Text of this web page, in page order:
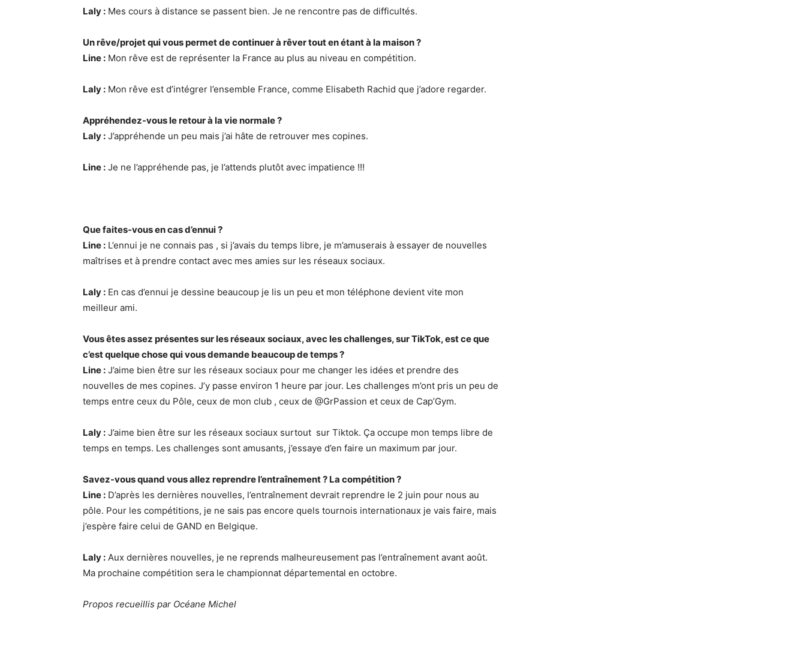
Laly : Mes cours à distance se passent bien. Je ne rencontre pas de difficultés.
Un rêve/projet qui vous permet de continuer à rêver tout en étant à la maison ?
Line : Mon rêve est de représenter la France au plus au niveau en compétition.
Laly : Mon rêve est d’intégrer l’ensemble France, comme Elisabeth Rachid que j’adore regarder.
Appréhendez-vous le retour à la vie normale ?
Laly : J’appréhende un peu mais j’ai hâte de retrouver mes copines.
Line : Je ne l’appréhende pas, je l’attends plutôt avec impatience !!!
Que faites-vous en cas d’ennui ?
Line : L’ennui je ne connais pas , si j’avais du temps libre, je m’amuserais à essayer de nouvelles
maîtrises et à prendre contact avec mes amies sur les réseaux sociaux.
Laly : En cas d’ennui je dessine beaucoup je lis un peu et mon téléphone devient vite mon
meilleur ami.
Vous êtes assez présentes sur les réseaux sociaux, avec les challenges, sur TikTok, est ce que
c’est quelque chose qui vous demande beaucoup de temps ?
Line : J’aime bien être sur les réseaux sociaux pour me changer les idées et prendre des
nouvelles de mes copines. J’y passe environ 1 heure par jour. Les challenges m’ont pris un peu de
temps entre ceux du Pôle, ceux de mon club , ceux de @GrPassion et ceux de Cap’Gym.
Laly : J’aime bien être sur les réseaux sociaux surtout sur Tiktok. Ça occupe mon temps libre de
temps en temps. Les challenges sont amusants, j’essaye d’en faire un maximum par jour.
Savez-vous quand vous allez reprendre l’entraînement ? La compétition ?
Line : D’après les dernières nouvelles, l’entraînement devrait reprendre le 2 juin pour nous au
pôle. Pour les compétitions, je ne sais pas encore quels tournois internationaux je vais faire, mais
j’espère faire celui de GAND en Belgique.
Laly : Aux dernières nouvelles, je ne reprends malheureusement pas l’entraînement avant août.
Ma prochaine compétition sera le championnat départemental en octobre.
Propos recueillis par Océane Michel